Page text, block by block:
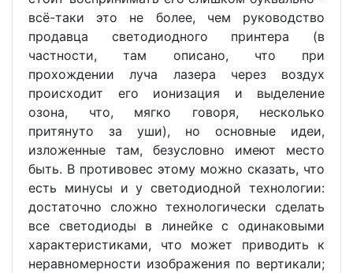
всё-таки это не более, чем руководство
продавца светодиодного принтера (в
частности, там описано, что при
прохождении луча лазера через воздух
происходит его ионизация и выделение
озона, что, мягко говоря, несколько
притянуто за уши), но основные идеи,
изложенные там, безусловно имеют место
быть. В противовес этому можно сказать, что
есть минусы и у светодиодной технологии:
достаточно сложно технологически сделать
все светодиоды в линейке с одинаковыми
характеристиками, что может приводить к
неравномерности изображения по вертикали;